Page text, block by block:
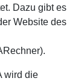
Dazu gibt es
Website des
wird die